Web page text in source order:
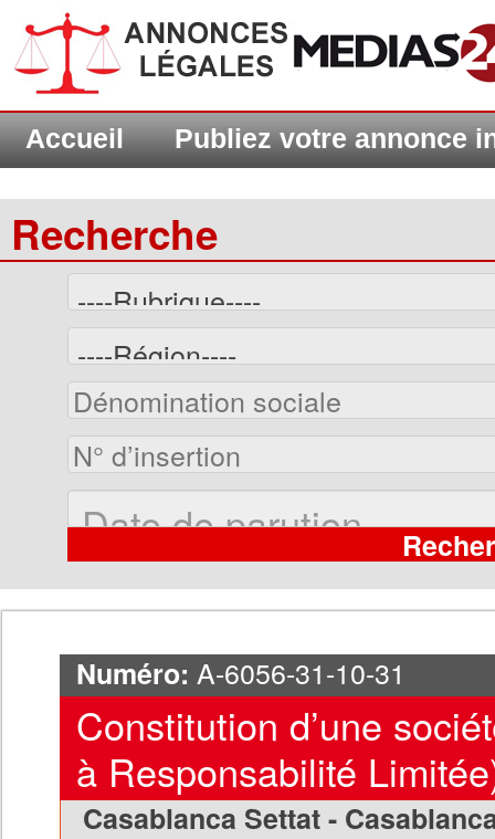
Accueil Publiez votre annonce
Recherche
Numéro: A-6056-31-10-31
Constitution d’une
à Responsabilité
Casablanca Settat -